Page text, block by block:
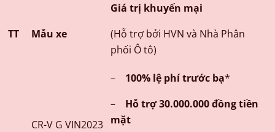
TT Mẫu xe
Giá trị khuyến mại
(Hỗ trợ bởi HVN và Nhà Phân
phối Ô tô)
CR-V G VIN2023
– 100% lệ phí trước bạ*
– Hỗ trợ 30.000.000 đồng tiền
mặt